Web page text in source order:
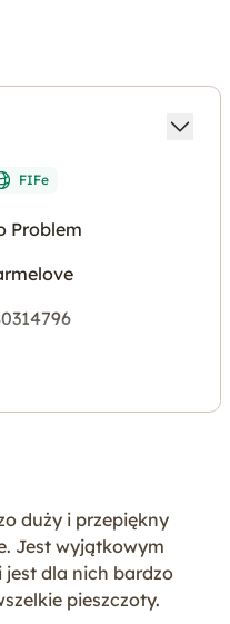
FIFe
Problem
/ 1 samiec
duży i przepiękny
Jest wyjątkowym
jest dla nich bardzo
pieszczoty.